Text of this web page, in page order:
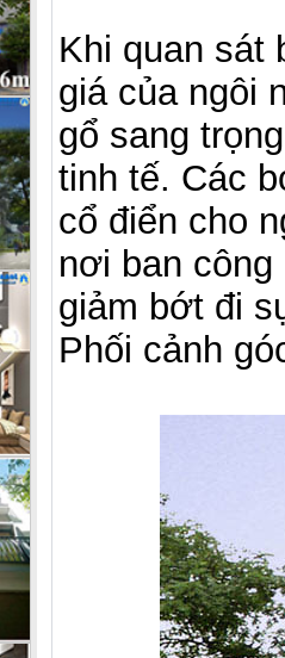
Khi quan sát
giá của ngôi
gổ sang
tinh tế. Các
cổ điển cho
nơi ban
giảm bớt đi
Phối cảnh